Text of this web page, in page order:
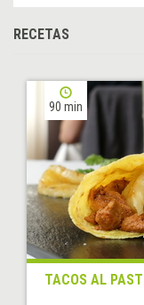
RECETAS
90 min
TACOS AL